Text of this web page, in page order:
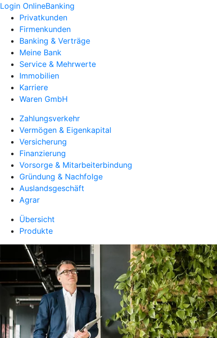
Login OnlineBanking
Privatkunden
Firmenkunden
Banking & Verträge
Meine Bank
Service & Mehrwerte
Immobilien
Karriere
Waren GmbH
Zahlungsverkehr
Vermögen & Eigenkapital
Versicherung
Finanzierung
Vorsorge & Mitarbeiterbindung
Gründung & Nachfolge
Auslandsgeschäft
Agrar
Übersicht
Produkte